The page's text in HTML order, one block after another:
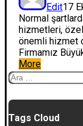
Edit17
Normal
hizmetleri,
önemli hizmet
Firmamız
More
Arama:
Tags Cloud